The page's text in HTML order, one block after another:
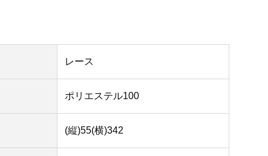
レース
ポリエステル100
(縦)55(横)342